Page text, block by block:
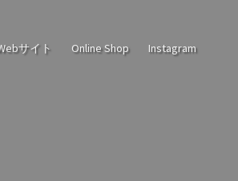
サイト Online Shop Instagram